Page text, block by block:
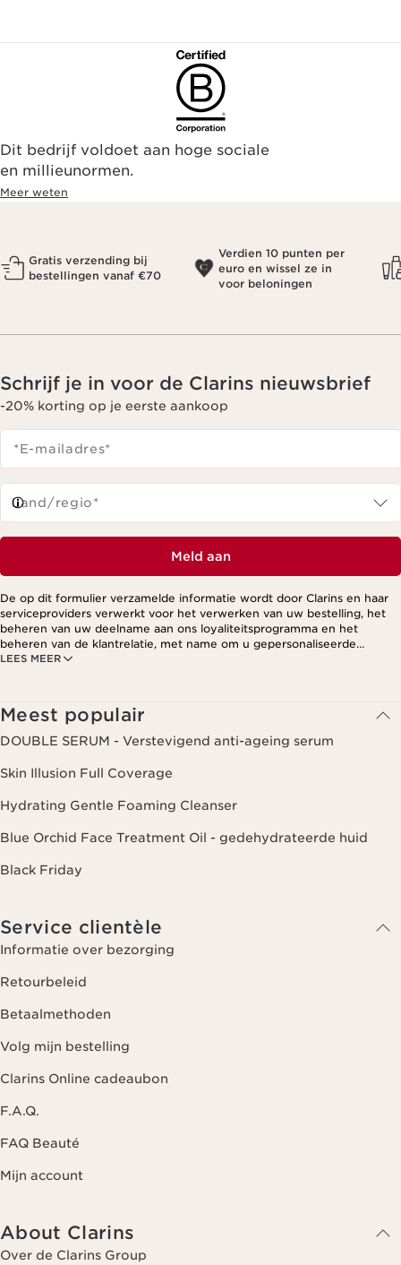
Dit bedrijf voldoet aan hoge sociale
en millieunormen.
Meer weten
Gratis verzending bij
bestellingen vanaf €70
Verdien 10 punten per
euro en wissel ze in
voor beloningen
Schrijf je in voor de Clarins nieuwsbrief
-20% korting op je eerste aankoop
*E-mailadres*
Land/regio*
Meld aan
LEES MEER
De op dit formulier verzamelde informatie wordt door Clarins en haar
serviceproviders verwerkt voor het verwerken van uw bestelling, het
beheren van uw deelname aan ons loyaliteitsprogramma en het
beheren van de klantrelatie, met name om u gepersonaliseerde
aanbiedingen te kunnen sturen op basis van uw eerdere aankopen en
Meest populair
DOUBLE SERUM - Verstevigend anti-ageing serum
Skin Illusion Full Coverage
Hydrating Gentle Foaming Cleanser
Blue Orchid Face Treatment Oil - gedehydrateerde huid
Black Friday
Service clientèle
Informatie over bezorging
Retourbeleid
Betaalmethoden
Volg mijn bestelling
Clarins Online cadeaubon
F.A.Q.
FAQ Beauté
Mijn account
About Clarins
Over de Clarins Group